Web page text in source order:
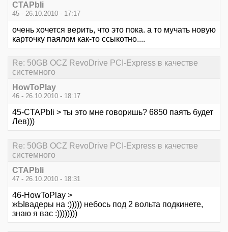
CTAPbIi
45 - 26.10.2010 - 17:17
очень хочется верить, что это пока. а то мучать новую
карточку паялом как-то ссыкотно....
Re: 50GB OCZ RevoDrive PCI-Express в качестве
системного
HowToPlay
46 - 26.10.2010 - 18:17
45-CTAPbIi > ты это мне говоришь? 6850 паять будет
Лев)))
Re: 50GB OCZ RevoDrive PCI-Express в качестве
системного
CTAPbIi
47 - 26.10.2010 - 18:31
46-HowToPlay >
жЫвадеры на :))))) небось под 2 вольта подкинете,
знаю я вас :))))))))